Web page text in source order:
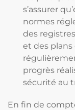
s’assurer
normes
des
et des plans
progrès
sécurité au
En fin de